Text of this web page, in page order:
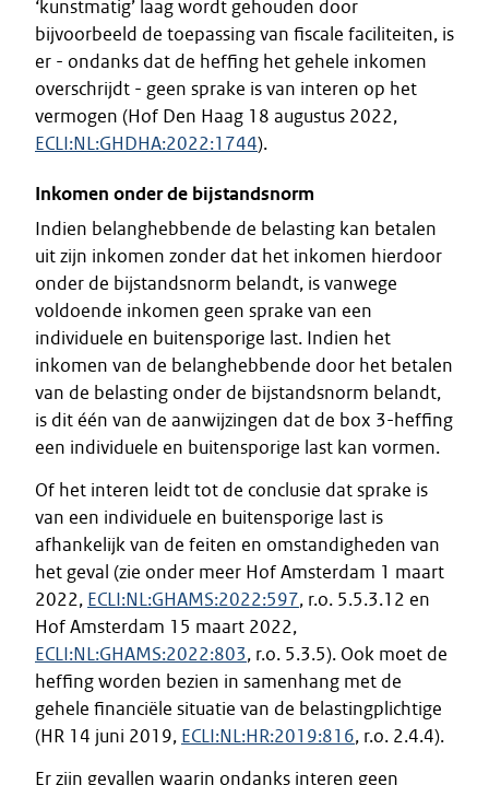
‘kunstmatig’ laag wordt gehouden door
bijvoorbeeld de toepassing van fiscale faciliteiten, is
er - ondanks dat de heffing het gehele inkomen
overschrijdt - geen sprake is van interen op het
vermogen (Hof Den Haag 18 augustus 2022,
ECLI:NL:GHDHA:2022:1744).
Inkomen onder de bijstandsnorm
Indien belanghebbende de belasting kan betalen
uit zijn inkomen zonder dat het inkomen hierdoor
onder de bijstandsnorm belandt, is vanwege
voldoende inkomen geen sprake van een
individuele en buitensporige last. Indien het
inkomen van de belanghebbende door het betalen
van de belasting onder de bijstandsnorm belandt,
is dit één van de aanwijzingen dat de box 3-heffing
een individuele en buitensporige last kan vormen.
Of het interen leidt tot de conclusie dat sprake is
van een individuele en buitensporige last is
afhankelijk van de feiten en omstandigheden van
het geval (zie onder meer Hof Amsterdam 1 maart
2022, ECLI:NL:GHAMS:2022:597, r.o. 5.5.3.12 en
Hof Amsterdam 15 maart 2022,
ECLI:NL:GHAMS:2022:803, r.o. 5.3.5). Ook moet de
heffing worden bezien in samenhang met de
gehele financiële situatie van de belastingplichtige
(HR 14 juni 2019, ECLI:NL:HR:2019:816, r.o. 2.4.4).
Er zijn gevallen waarin ondanks interen geen